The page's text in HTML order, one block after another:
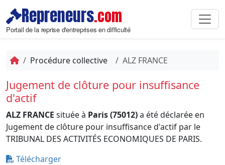
Repreneurs.com
Portail de la reprise d'entreprises en difficulté
Procédure collective ALZ FRANCE
Jugement de clôture pour insuffisance
d'actif
ALZ FRANCE située à Paris (75012)a été déclarée en
Jugement de clôture pour insuffisance d'actif par le
TRIBUNAL DES ACTIVITÉS ECONOMIQUES DE PARIS.
Télécharger